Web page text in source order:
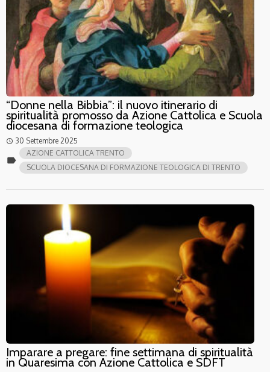
“Donne nella Bibbia”: il nuovo itinerario di
spiritualità promosso da Azione Cattolica e Scuola
diocesana di formazione teologica
access_time 30 Settembre 2025
label
AZIONE CATTOLICA TRENTO
SCUOLA DIOCESANA DI FORMAZIONE TEOLOGICA DI TRENTO
Imparare a pregare: fine settimana di spiritualità
in Quaresima con Azione Cattolica e SDFT